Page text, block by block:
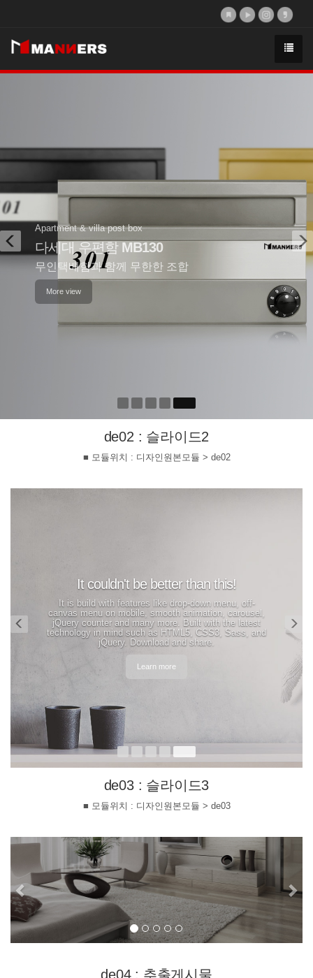
다세대 우편함MB130
무인택배함과 함께 무한한 조합
de02 : 슬라이드2
■ 모듈위치 : 디자인원본모듈 > de02
de03 : 슬라이드3
■ 모듈위치 : 디자인원본모듈 > de03
Previous
de04 : 추출게시물